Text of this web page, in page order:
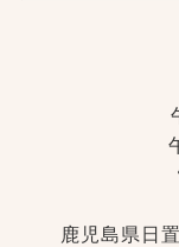
鹿児島県日